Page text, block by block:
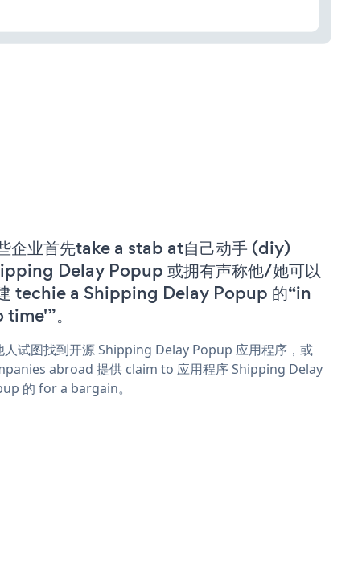
企业首先take a stab at自己动手 (diy)
Delay Popup 或拥有声称他/她可以
techie a Shipping Delay Popup 的“in
。
人试图找到开源 Shipping Delay Popup 应用程序，或
abroad 提供 claim to 应用程序 Shipping Delay
的 for a bargain。